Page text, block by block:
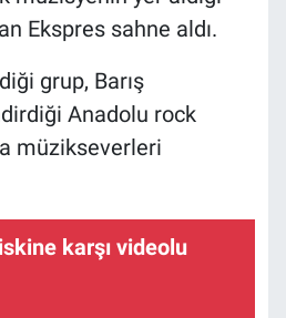
Ekspres sahne aldı.
grup, Barış
Anadolu rock
müzikseverleri
karşı videolu